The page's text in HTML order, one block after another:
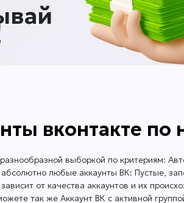
вконтакте
выборкой по критериям:
любые аккаунты ВК: Пустые,
от качества аккаунтов и их
так же Аккаунт ВК с активной